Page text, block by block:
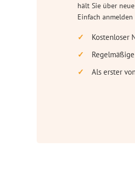
hält Sie über
Einfach
Kostenloser
Als erster